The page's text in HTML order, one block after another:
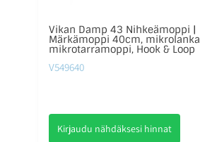
Vikan Damp 43 Nihkeämoppi |
Märkämoppi 40cm, mikrolanka
mikrotarramoppi, Hook & Loop
V549640
Kirjaudu nähdäksesi hinnat